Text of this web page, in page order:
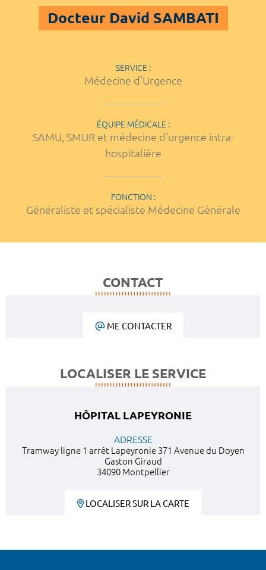
Docteur David SAMBATI
SERVICE :
Médecine d'Urgence
ÉQUIPE MÉDICALE :
SAMU, SMUR et médecine d'urgence intra-
hospitalière
FONCTION :
Généraliste et spécialiste Médecine Générale
CONTACT
ME CONTACTER
LOCALISER LE SERVICE
HÔPITAL LAPEYRONIE
ADRESSE
Tramway ligne 1 arrêt Lapeyronie 371 Avenue du Doyen
Gaston Giraud
34090 Montpellier
LOCALISER SUR LA CARTE